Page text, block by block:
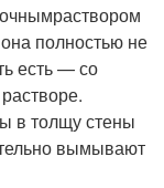
полностью не
есть — со
в толщу стены
вымывают